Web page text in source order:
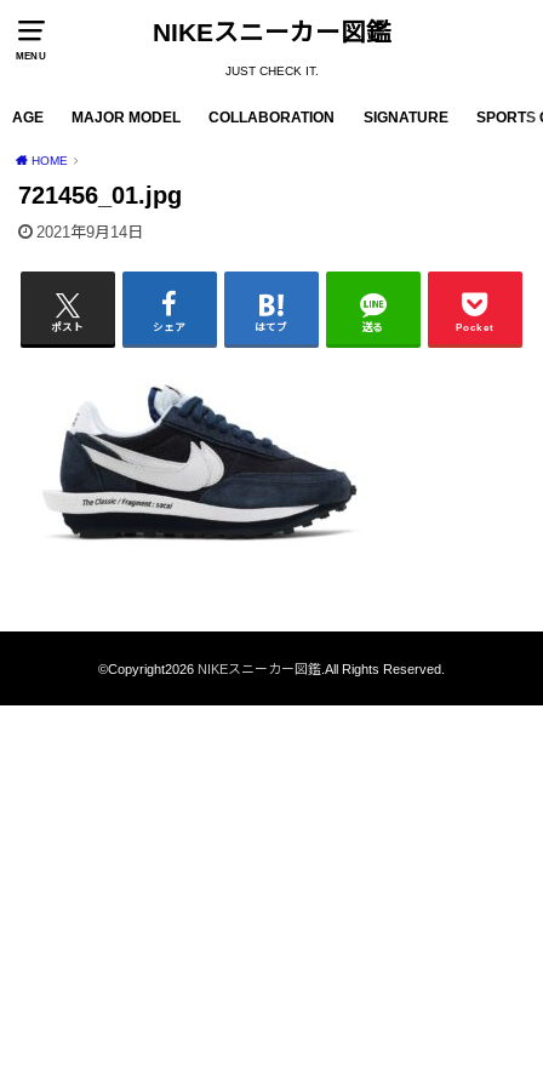
MENU
NIKEスニーカー図鑑
JUST CHECK IT.
AGE MAJOR MODEL COLLABORATION SIGNATURE SPORTS
HOME
721456_01.jpg
2021年9月14日
ポスト シェア はてブ 送る Pocket
©Copyright2026 NIKEスニーカー図鑑.All Rights Reserved.